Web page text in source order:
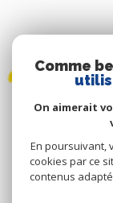
Comme
On aimerait
En poursuivant,
cookies par ce
contenus